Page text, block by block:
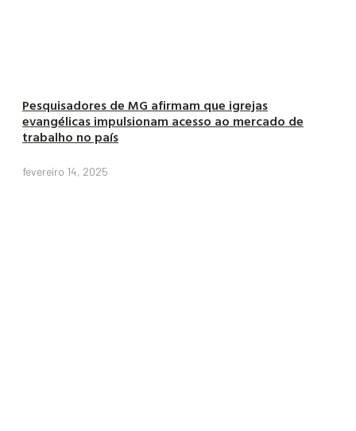
Pesquisadores de MG afirmam que igrejas
evangélicas impulsionam acesso ao mercado de
trabalho no país
fevereiro 14, 2025